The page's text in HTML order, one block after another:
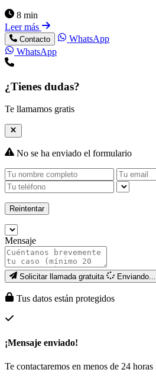
8 min
Leer más
Contacto
WhatsApp
WhatsApp
¿Tienes dudas?
Te llamamos gratis
No se ha enviado el formulario
Reintentar
Mensaje
Solicitar llamada gratuita Enviando...
Tus datos están protegidos
¡Mensaje enviado!
Te contactaremos en menos de 24 horas